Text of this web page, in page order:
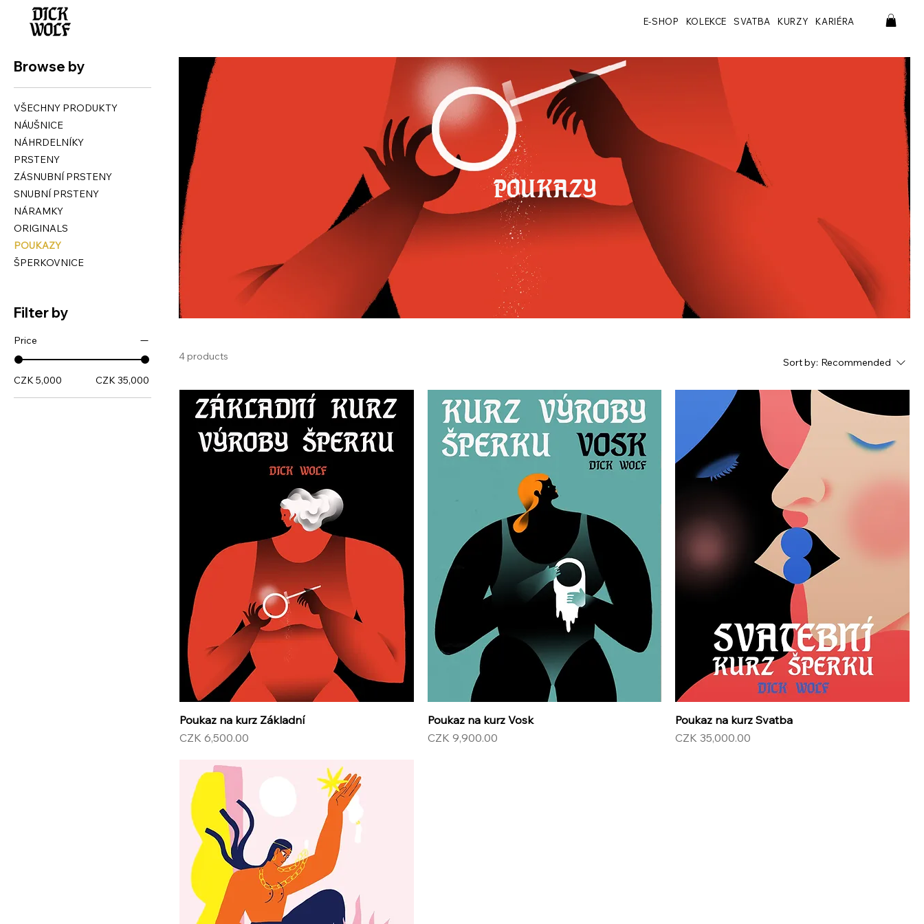
E-SHOP KOLEKCE SVATBA KURZY KARIÉRA
Browse by
VŠECHNY PRODUKTY
NÁUŠNICE
NÁHRDELNÍKY
PRSTENY
ZÁSNUBNÍ PRSTENY
SNUBNÍ PRSTENY
NÁRAMKY
ORIGINALS
POUKAZY
ŠPERKOVNICE
Filter by
Price
CZK 5,000 CZK 35,000
POUKAZY
4 products Sort by: Recommended
Poukaz na kurz Základní
Price
CZK 6,500.00
Poukaz na kurz Vosk
Price
CZK 9,900.00
Poukaz na kurz Svatba
Price
CZK 35,000.00